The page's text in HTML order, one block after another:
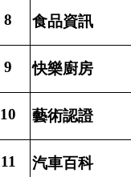
8 食品資訊
9 快樂廚房
10 藝術認證
11 汽車百科